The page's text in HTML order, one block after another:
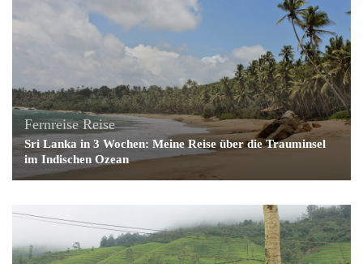
Fernreise Reise
Sri Lanka in 3 Wochen: Meine Reise über die Trauminsel
im Indischen Ozean